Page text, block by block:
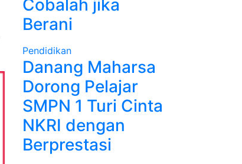
Cobalah jika
Berani
Pendidikan
Danang Maharsa
Dorong Pelajar
SMPN 1 Turi Cinta
NKRI dengan
Berprestasi